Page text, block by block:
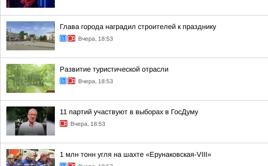
Глава города наградил строителей к празднику
Вчера, 18:53
Развитие туристической отрасли
Вчера, 18:53
11 партий участвуют в выборах в ГосДуму
Вчера, 18:53
1 млн тонн угля на шахте «Ерунаковская-VIII»